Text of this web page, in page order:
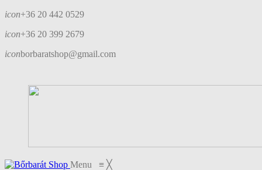
icon+36 20 442 0529
icon+36 20 399 2679
iconborbaratshop@gmail.com
Menu ≡ ╳